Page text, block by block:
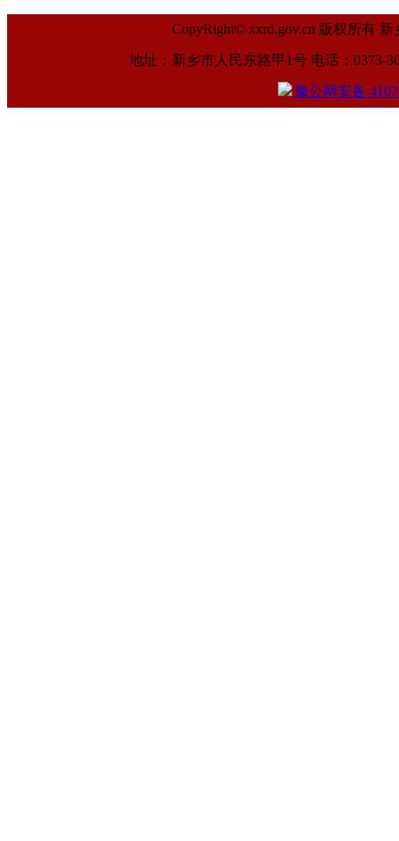
CopyRight© xxrd.gov.cn 版权所有
地址：新乡市人民东路甲1号 电话：0373-
豫公网安备